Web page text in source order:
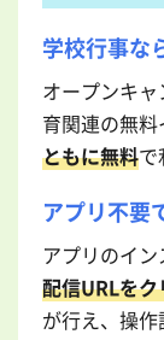
学校行事な
オープンキ
育関連の無料
ともに無料で
アプリ不要
アプリのイン
配信URLを
が行え、操